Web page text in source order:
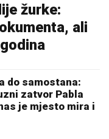
žurke:
ali
do samostana:
zatvor Pabla
je mjesto mira i